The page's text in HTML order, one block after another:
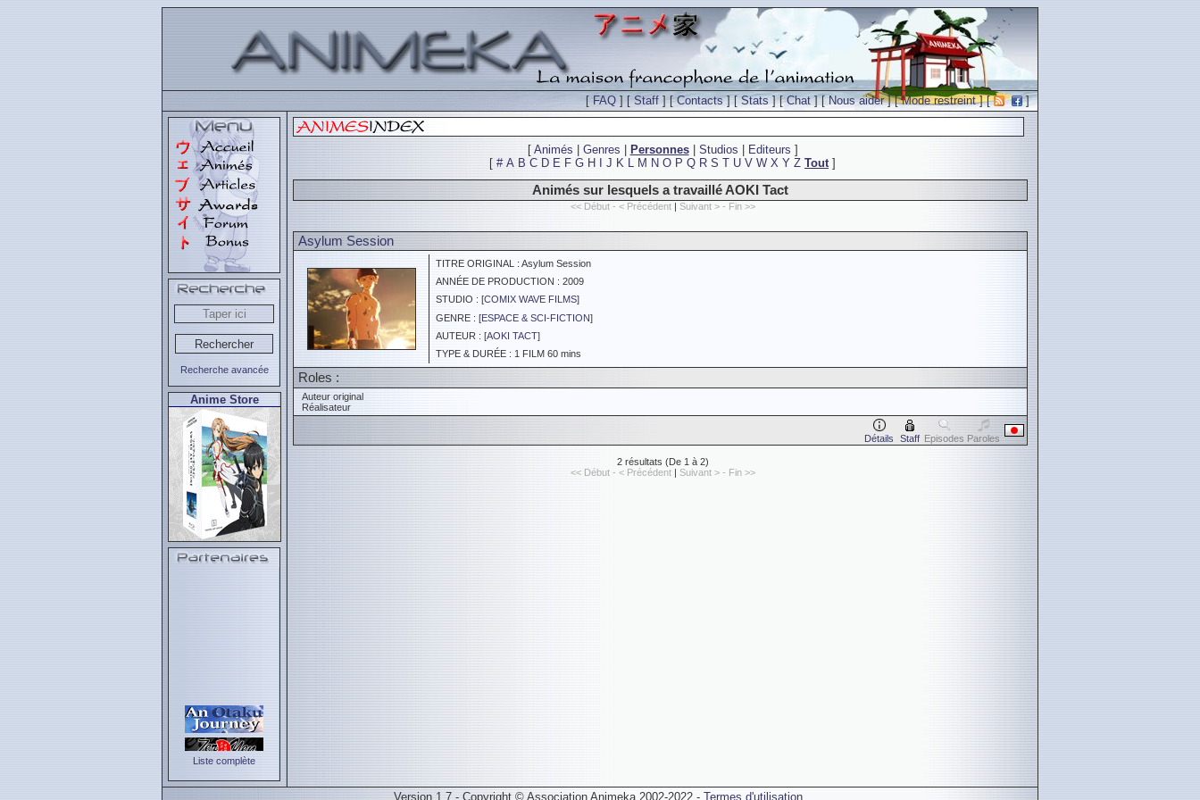
[FAQ ] [Staff ] [Contacts] [Stats] [Chat] [Nous aider] [Mode restreint] [ ]
Recherche avancée
Anime Store
Liste complète
[ Animés Genres Personnes| Studios Editeurs ]
[ # A B C D E F G H J K L M N O P Q R S T U V W X Y Z Tout]
Animés sur lesquels a travaillé AOKI Tact
<< Début - < Précédent | Suivant > - Fin >>
Asylum Session
TITRE ORIGINAL : Asylum Session
ANNÉE DE PRODUCTION : 2009
STUDIO : [COMIX WAVE FILMS]
GENRE : [ESPACE & SCI-FICTION]
AUTEUR : [AOKI TACT]
TYPE & DURÉE : 1 FILM 60 mins
Roles :
Auteur original
Réalisateur
Détails Staff Episodes Paroles
2 résultats (De 1 à 2)
<< Début - < Précédent | Suivant > - Fin >>
Version 1.7 - Copyright © Association Animeka 2002-2022 - Termes d'utilisation